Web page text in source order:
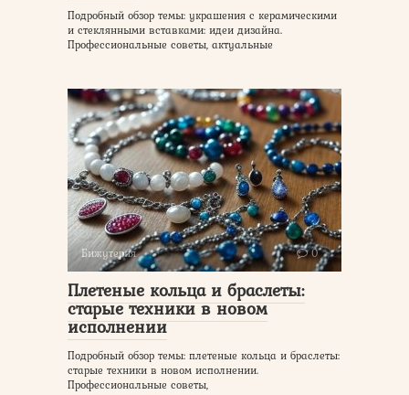
Подробный обзор темы: украшения с керамическими
и стеклянными вставками: идеи дизайна.
Профессиональные советы, актуальные
Бижутерия 0
Плетеные кольца и браслеты:
старые техники в новом
исполнении
Подробный обзор темы: плетеные кольца и браслеты:
старые техники в новом исполнении.
Профессиональные советы,